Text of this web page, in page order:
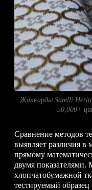
Жаккарды Sarelli
50,000+
Сравнение методов
выявляет различия в
прямому
двумя показателями.
хлопчатобумажной
тестируемый